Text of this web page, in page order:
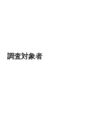
調査対象者